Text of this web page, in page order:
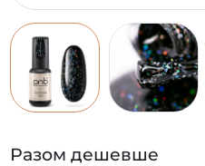
Разом дешевше